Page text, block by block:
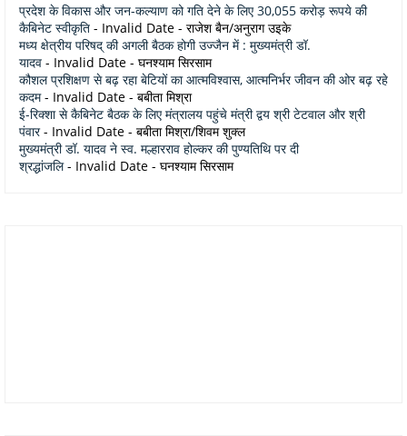
प्रदेश के विकास और जन-कल्याण को गति देने के लिए 30,055 करोड़ रूपये की
कैबिनेट स्वीकृति - Invalid Date - राजेश बैन/अनुराग उइके
मध्य क्षेत्रीय परिषद् की अगली बैठक होगी उज्जैन में : मुख्यमंत्री डॉ.
यादव - Invalid Date - घनश्याम सिरसाम
कौशल प्रशिक्षण से बढ़ रहा बेटियों का आत्मविश्वास, आत्मनिर्भर जीवन की ओर बढ़ रहे
कदम- Invalid Date - बबीता मिश्रा
ई-रिक्शा से कैबिनेट बैठक के लिए मंत्रालय पहुंचे मंत्री द्वय श्री टेटवाल और श्री
पंवार- Invalid Date - बबीता मिश्रा/शिवम शुक्ल
मुख्यमंत्री डॉ. यादव ने स्व. मल्हारराव होल्कर की पुण्यतिथि पर दी
श्रद्धांजलि- Invalid Date - घनश्याम सिरसाम